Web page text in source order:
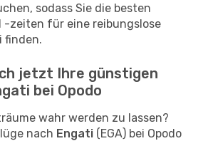
sodass Sie die besten
-zeiten für eine reibungslose
finden.
jetzt Ihre günstigen
bei Opodo
wahr werden zu lassen?
nach Engati (EGA) bei Opodo